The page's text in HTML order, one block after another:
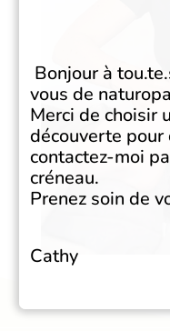
Bonjour à
vous de
Merci de choisir
découverte
contactez-moi
créneau.
Prenez soin de
Cathy